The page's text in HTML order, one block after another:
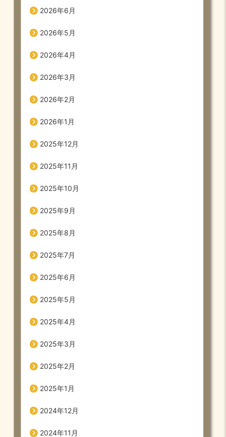
2026年6月
2026年5月
2026年4月
2026年3月
2026年2月
2026年1月
2025年12月
2025年11月
2025年10月
2025年9月
2025年8月
2025年7月
2025年6月
2025年5月
2025年4月
2025年3月
2025年2月
2025年1月
2024年12月
2024年11月